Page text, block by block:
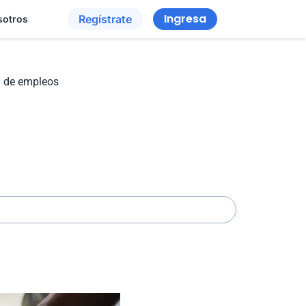
Regístrate Ingresa
de empleos